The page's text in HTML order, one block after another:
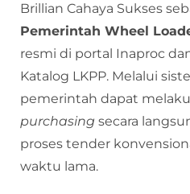
Brillian Cahaya Sukses
Pemerintah Wheel
resmi di portal Inaproc
Katalog LKPP. Melalui
pemerintah dapat
purchasing secara
proses tender
waktu lama.